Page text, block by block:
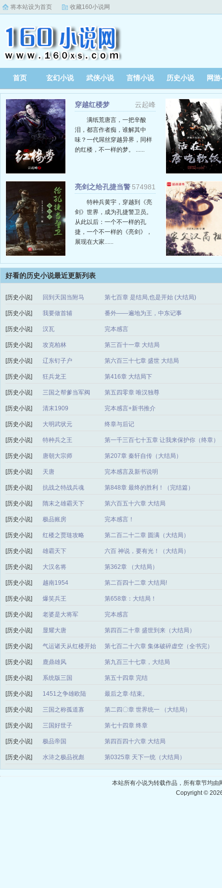
将本站设为首页 收藏160小说网
首页 玄幻小说 武侠小说 言情小说 历史小说 网
云起峰
穿越红楼梦
满纸荒唐言，一把辛酸
泪，都言作者痴，谁解其中
味？一代屌丝穿越异界，同样
的红楼，不一样的梦。 ......
574981
亮剑之给孔捷当警
特种兵黄宇，穿越到《亮
剑》世界，成为孔捷警卫员。
从此以后：一个不一样的孔
捷，一个不一样的《亮剑》，
展现在大家......
好看的历史小说最近更新列表
[历史小说] 回到天国当附马 第七百章 是结局,也是开始 (大结局)
[历史小说] 我要做首辅 番外——遍地为王，中东记事
[历史小说] 汉瓦 完本感言
[历史小说] 攻克柏林 第三百十一章 大结局
[历史小说] 辽东钉子户 第六百三十七章 盛世 大结局
[历史小说] 狂兵龙王 第416章 大结局下
[历史小说] 三国之帮爹当军阀 第五四零章 唯汉独尊
[历史小说] 清末1909 完本感言+新书推介
[历史小说] 大明武状元 终章与后记
[历史小说] 特种兵之王 第一千三百七十五章 让我来保护你（终章）
[历史小说] 唐朝大宗师 第207章 秦轩自传（大结局）
[历史小说] 天唐 完本感言及新书说明
[历史小说] 抗战之特战兵魂 第848章 最终的胜利！（完结篇）
[历史小说] 隋末之雄霸天下 第六百五十六章 大结局
[历史小说] 极品账房 完本感言！
[历史小说] 红楼之贾琏攻略 第二百二十二章 圆满（大结局）
[历史小说] 雄霸天下 六百 神说，要有光！（大结局）
[历史小说] 大汉名将 第362章 （大结局）
[历史小说] 越南1954 第二百四十二章 大结局!
[历史小说] 爆笑兵王 第658章：大结局！
[历史小说] 老婆是大将军 完本感言
[历史小说] 显耀大唐 第四百二十章 盛世到来（大结局）
[历史小说] 气运诸天从红楼开始 第七百二十六章 集体破碎虚空（全书完）
[历史小说] 鹿鼎雄风 第九百三十七章，大结局
[历史小说] 系统版三国 第五十四章 完结
[历史小说] 1451之争雄欧陆 最后之章·结束。
[历史小说] 三国之称孤道寡 第二四〇章 世界统一 （大结局）
[历史小说] 三国好世子 第七十四章 终章
[历史小说] 极品帝国 第四百四十六章 大结局
[历史小说] 水浒之极品祝彪 第0325章 天下一统（大结局）
本站所有小说为转载作品，所有章节均
Copyright ©